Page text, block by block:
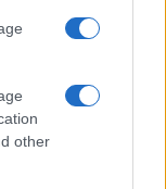
other
στην